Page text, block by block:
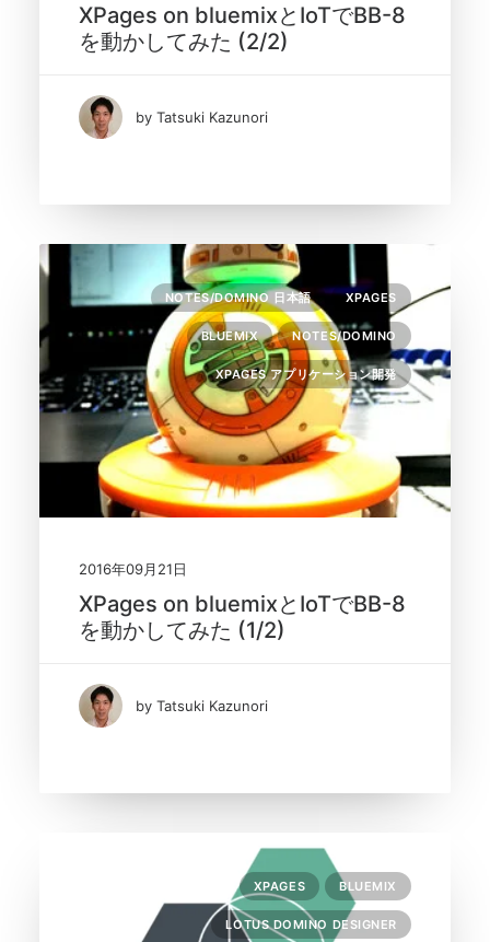
XPages on bluemixとIoTでBB-8
を動かしてみた (2/2)
by Tatsuki Kazunori
NOTES/DOMINO 日本語 XPAGES
BLUEMIX NOTES/DOMINO
XPAGES アプリケーション開発
2016年09月21日
XPages on bluemixとIoTでBB-8
を動かしてみた (1/2)
by Tatsuki Kazunori
XPAGES BLUEMIX
LOTUS DOMINO DESIGNER